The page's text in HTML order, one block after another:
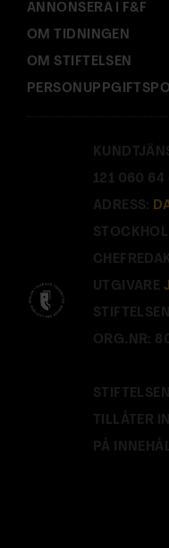
ANNONSERA I F&F
OM TIDNINGEN
OM STIFTELSEN
121 060 64
ADRESS:
UTGIVARE
ORG.NR:
TILLÅTER
PÅ